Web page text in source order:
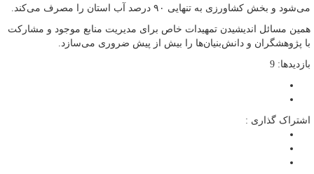
می‌شود و بخش کشاورزی به تنهایی ۹۰ درصد آب استان را مصرف می‌کند.
همین مسائل اندیشیدن تمهیدات خاص برای مدیریت منابع موجود و مشارکت
با پژوهشگران و دانش‌بنیان‌ها را بیش از پیش ضروری می‌سازد.
بازدیدها: 9
اشتراک گذاری :